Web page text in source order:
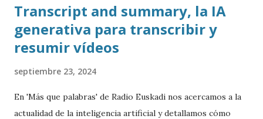
Transcript and summary, la IA
generativa para transcribir y
resumir vídeos
septiembre 23, 2024
En 'Más que palabras' de Radio Euskadi nos acercamos a la
actualidad de la inteligencia artificial y detallamos cómo